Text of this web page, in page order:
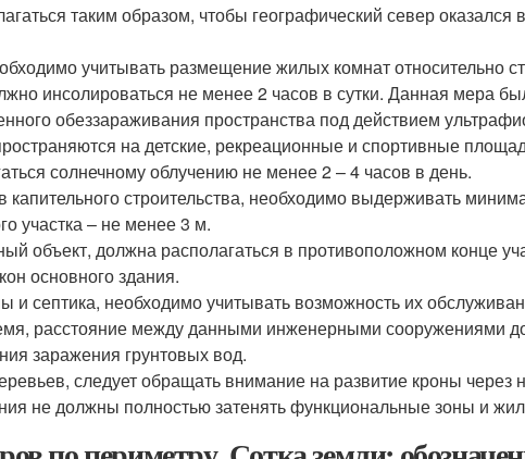
таким образом, чтобы географический север оказался
учитывать размещение жилых комнат относительно
инсолироваться не менее 2 часов в сутки. Данная мера
обеззараживания пространства под действием
на детские, рекреационные и спортивные
солнечному облучению не менее 2 – 4 часов в день.
капительного строительства, необходимо выдерживать
участка – не менее 3 м.
объект, должна располагаться в противоположном конце
основного здания.
и септика, необходимо учитывать возможность их
расстояние между данными инженерными сооружениями
заражения грунтовых вод.
следует обращать внимание на развитие кроны через
не должны полностью затенять функциональные зоны и